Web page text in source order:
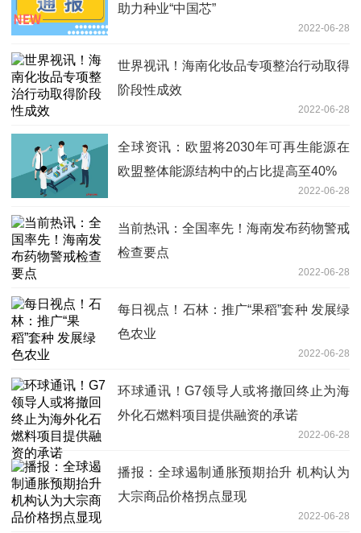
助力种业“中国芯”
2022-06-28
世界视讯！海南化妆品专项整治行动取得
阶段性成效
2022-06-28
全球资讯：欧盟将2030年可再生能源在
欧盟整体能源结构中的占比提高至40%
2022-06-28
当前热讯：全国率先！海南发布药物警戒
检查要点
2022-06-28
每日视点！石林：推广“果稻”套种 发展绿
色农业
2022-06-28
环球通讯！G7领导人或将撤回终止为海
外化石燃料项目提供融资的承诺
2022-06-28
播报：全球遏制通胀预期抬升 机构认为
大宗商品价格拐点显现
2022-06-28